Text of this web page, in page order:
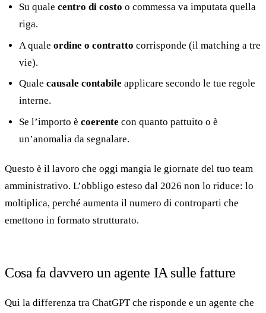
Su quale centro di costo o commessa va imputata quella
riga.
A quale ordine o contratto corrisponde (il matching a tre
vie).
Quale causale contabile applicare secondo le tue regole
interne.
Se l’importo è coerente con quanto pattuito o è
un’anomalia da segnalare.
Questo è il lavoro che oggi mangia le giornate del tuo team
amministrativo. L’obbligo esteso dal 2026 non lo riduce: lo
moltiplica, perché aumenta il numero di controparti che
emettono in formato strutturato.
Cosa fa davvero un agente IA sulle fatture
Qui la differenza tra ChatGPT che risponde e un agente che